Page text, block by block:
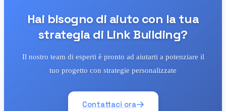
Hai bisogno di aiuto con la tua
strategia di Link Building?
Il nostro team di esperti è pronto ad aiutarti a potenziare il
tuo progetto con strategie personalizzate
Contattaci ora